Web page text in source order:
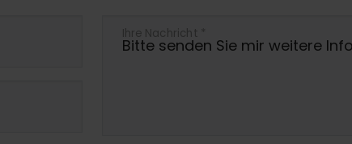
Ihre Nachricht *